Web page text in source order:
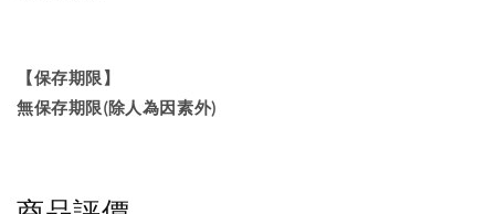
【保存期限】
無保存期限(除人為因素外)